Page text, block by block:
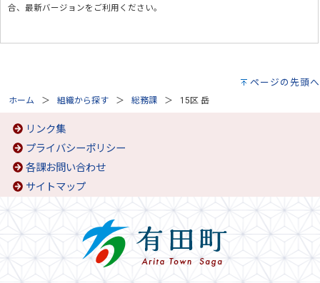
合、最新バージョンをご利用ください。
ページの先頭へ
ホーム 組織から探す 総務課 15区 岳
リンク集
プライバシーポリシー
各課お問い合わせ
サイトマップ